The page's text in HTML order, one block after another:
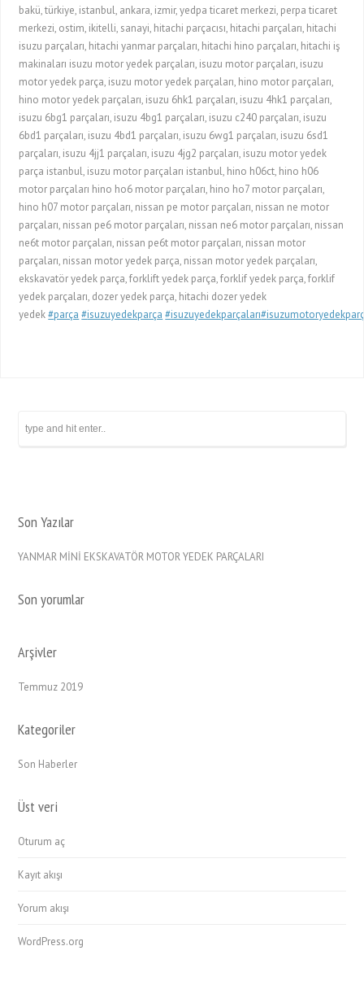
bakü, türkiye, istanbul, ankara, izmir, yedpa ticaret merkezi, perpa ticaret
merkezi, ostim, ikitelli, sanayi, hitachi parçacısı, hitachi parçaları, hitachi
isuzu parçaları, hitachi yanmar parçaları, hitachi hino parçaları, hitachi iş
makinaları isuzu motor yedek parçaları, isuzu motor parçaları, isuzu
motor yedek parça, isuzu motor yedek parçaları, hino motor parçaları,
hino motor yedek parçaları, isuzu 6hk1 parçaları, isuzu 4hk1 parçaları,
isuzu 6bg1 parçaları, isuzu 4bg1 parçaları, isuzu c240 parçaları, isuzu
6bd1 parçaları, isuzu 4bd1 parçaları, isuzu 6wg1 parçaları, isuzu 6sd1
parçaları, isuzu 4jj1 parçaları, isuzu 4jg2 parçaları, isuzu motor yedek
parça istanbul, isuzu motor parçaları istanbul, hino h06ct, hino h06
motor parçaları hino ho6 motor parçaları, hino ho7 motor parçaları,
hino h07 motor parçaları, nissan pe motor parçaları, nissan ne motor
parçaları, nissan pe6 motor parçaları, nissan ne6 motor parçaları, nissan
ne6t motor parçaları, nissan pe6t motor parçaları, nissan motor
parçaları, nissan motor yedek parça, nissan motor yedek parçaları,
ekskavatör yedek parça, forklift yedek parça, forklif yedek parça, forklif
yedek parçaları, dozer yedek parça, hitachi dozer yedek
yedek#parça #isuzuyedekparça #isuzuyedekparçaları#
Son Yazılar
YANMAR MİNİ EKSKAVATÖR MOTOR YEDEK PARÇALARI
Son yorumlar
Arşivler
Temmuz 2019
Kategoriler
Son Haberler
Üst veri
Oturum aç
Kayıt akışı
Yorum akışı
WordPress.org